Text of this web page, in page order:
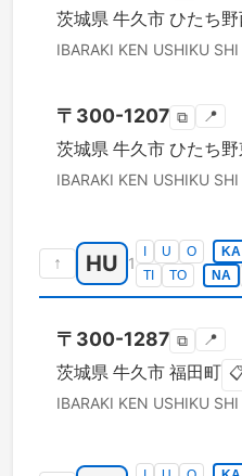
茨城県 牛久市 ひたち
IBARAKI KEN USHIKU SHI
〒 300-1207 ⧉ 📍
茨城県 牛久市 ひたち野
IBARAKI KEN USHIKU SHI
↑ HU 1
U O KA
TI
TO NA
〒 300-1287 ⧉ 📍
茨城県 牛久市 福田町
IBARAKI KEN USHIKU SHI